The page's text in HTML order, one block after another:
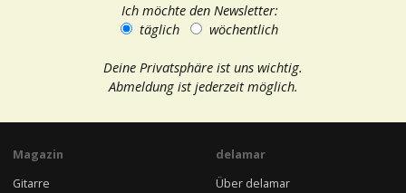
Ich möchte den Newsletter:
täglich
wöchentlich
Deine Privatsphäre ist uns wichtig.
Abmeldung ist jederzeit möglich.
Magazin
Gitarre
delamar
Über delamar